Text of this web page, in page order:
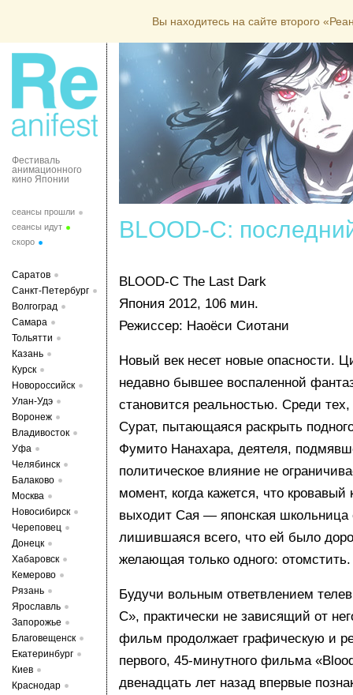
Вы находитесь на сайте второго
Фестиваль
анимационного
кино Японии
сеансы прошли
сеансы идут
скоро
Саратов
Санкт-Петербург
Волгоград
Самара
Тольятти
Казань
Курск
Новороссийск
Улан-Удэ
Воронеж
Владивосток
Уфа
Челябинск
Балаково
Москва
Новосибирск
Череповец
Донецк
Хабаровск
Кемерово
Рязань
Ярославль
Запорожье
Благовещенск
Екатеринбург
Киев
Краснодар
BLOOD-C:
BLOOD-C The Last Dark
Япония 2012, 106 мин.
Режиссер: Наоёси Сиотани
Новый век несет новые опасности.
недавно бывшее воспаленной
становится реальностью. Среди
Сурат, пытающаяся раскрыть
Фумито Нанахара, деятеля,
политическое влияние не
момент, когда кажется, что
выходит Сая — японская школьница
лишившаяся всего, что ей было
желающая только одного: отомстить.
Будучи вольным ответвлением
C», практически не зависящий от
фильм продолжает графическую и
первого, 45-минутного фильма
двенадцать лет назад впервые